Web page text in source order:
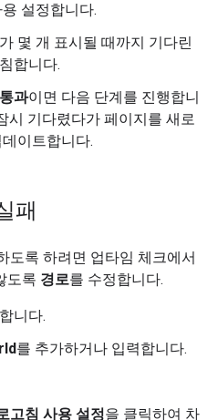
설정합니다.
몇 개 표시될 때까지 기다린
합니다.
통과이면 다음 단계를 진행합니
시 기다렸다가 페이지를 새로
이트합니다.
패
도록 하려면 업타임 체크에서
도록 경로를 수정합니다.
니다.
를 추가하거나 입력합니다.
고침 사용 설정을 클릭하여 차